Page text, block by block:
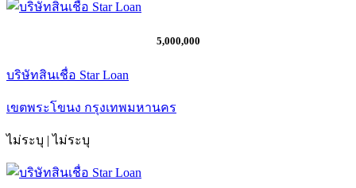
5,000,000
บริษัทสินเชื่อ Star Loan
เขตพระโขนง กรุงเทพมหานคร
ไม่ระบุ | ไม่ระบุ